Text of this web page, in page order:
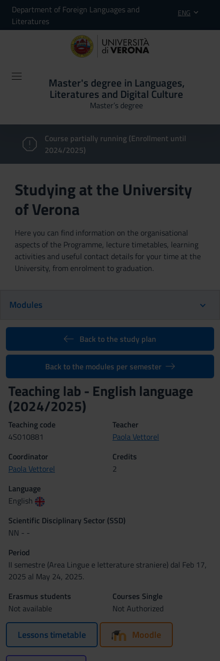
Department of Foreign Languages and
Literatures
ENG
Master's degree in Languages,
Literatures and Digital Culture
Master’s degree
Course partially running (Enrollment until
2024/2025)
Studying at the University
of Verona
Here you can find information on the organisational
aspects of the Programme, lecture timetables, learning
activities and useful contact details for your time at the
University, from enrolment to graduation.
Modules
Back to the study plan
Back to the modules per semester
Teaching lab - English language
(2024/2025)
Teaching code
4S010881
Teacher
Paola Vettorel
Coordinator
Paola Vettorel
Credits
2
Language
English
Scientific Disciplinary Sector (SSD)
NN - -
Period
II semestre (Area Lingue e letterature straniere) dal Feb 17,
2025 al May 24, 2025.
Erasmus students
Not available
Courses Single
Not Authorized
Lessons timetable Moodle